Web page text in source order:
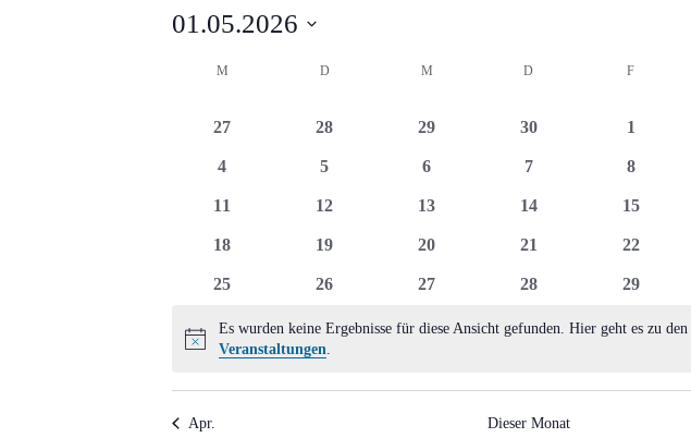
01.05.2026
Kalender
von
Veranstaltungen
M DDIENSTAG M D F
0
27
0
28
0
29
0
30
0
1
0
4
0
5
0
6
0
7
0
8
0
11
0
12
0
13
0
14
0
15
0
18
0
19
0
20
0
21
0
22
0
25
0
26
0
27
0
28
0
29
Hinweis
Es wurden keine Ergebnisse für diese Ansicht gefunden. Hier geht es zu den
Veranstaltungen.
Apr. Dieser Monat